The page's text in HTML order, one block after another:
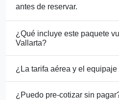
antes de reservar.
¿Qué incluye este paquete
Vallarta?
¿La tarifa aérea y el
¿Puedo pre-cotizar sin